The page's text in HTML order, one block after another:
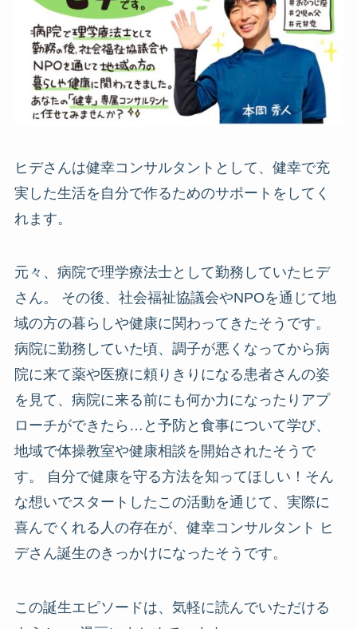
ヒデさんは健幸コンサルタントとして、健幸で充
実した生活を自分で作るためのサポートをしてく
れます。
元々、病院で理学療法士として勤務していたヒデ
さん。 その後、社会福祉協議会やNPOを通じて地
域の方の暮らしや健康に関わってきたそうです。
病院に勤務していた頃、調子が悪くなってから病
院に来て薬や医療に頼りきりになる患者さんの姿
を見て、病院に来る前にも何か力になったりアプ
ローチができたら…と予防と食事について学び、
地域で体操教室や健康相談を開始されたそうで
す。 自分で健康を守る方法を知ってほしい！そん
な想いでスタートしたこの活動を通じて、実際に
喜んでくれる人の存在が、健幸コンサルタント ヒ
デさん誕生のきっかけになったそうです。
この誕生エピソードは、気軽に読んでいただける